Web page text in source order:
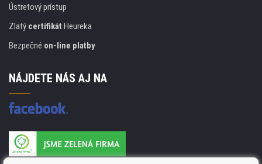
Ústretový prístup
Zlatý certifikát Heureka
Bezpečné on-line platby
NÁJDETE NÁS AJ NA